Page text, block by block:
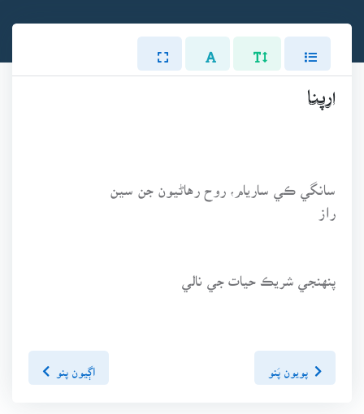
ارپنا
سانگي ڪي ساريام، روح رهاڻيون جن سين
راز
پنهنجي شريڪ حيات جي نالي
اڳيون پنو